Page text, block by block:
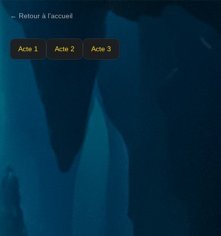
← Retour à l’accueil
Acte 1 Acte 2 Acte 3